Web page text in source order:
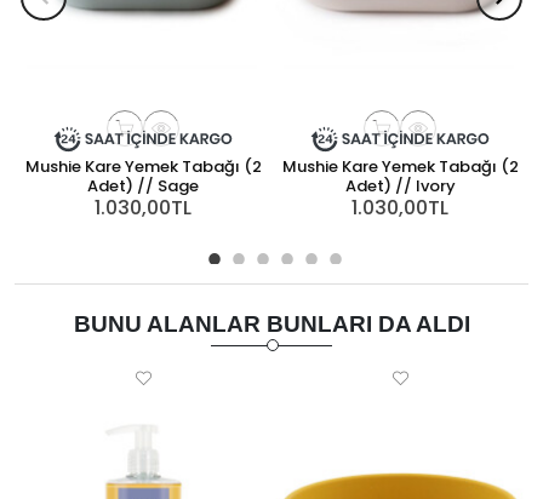
Mushie Kare Yemek Tabağı (2
Adet) // Sage
1.030,00TL
Mushie Kare Yemek Tabağı (2
Adet) // Ivory
1.030,00TL
BUNU ALANLAR BUNLARI DA ALDI